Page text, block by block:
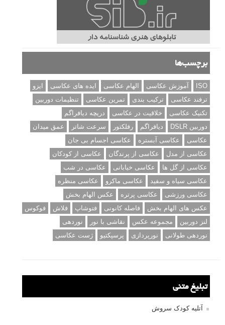
برچسب‌ها
ISO آموزش عکاسی الهام عکاسی ایده های عکاسی
ایزو
ترفند عکاسی
ترکیب بندی تمرین عکاسی
تنظیمات دوربین
تکنیک عکاسی
خلاقیت در عکاسی
دریچه دیافراگم
دوربین DSLR
دیافراگم رفلکتور سرعت شاتر
عمق میدان
عکاسی
عکاسی آبستره
عکاسی اجسام بی جان
عکاسی از مدل
عکاسی از پرندگان
عکاسی از کودکان
عکاسی از گل ها
عکاسی خیابانی
عکاسی در شب
عکاسی سیاه و سفید
عکاسی ماکرو
عکاسی منظره
عکاسی ورزشی
عکاسی پرتره
عکس الهام بخش
عکس های الهام بخش
فاصله کانونی فتوشاپ فلاش
فوکوس
لنز دوربین
مجموعه عکس نقاشی با نور
نوردهی
نوردهی طولانی
نورپردازی پرسپکتیو ژست عکاسی
تبلیغ متنی
آتلیه کودک سروش